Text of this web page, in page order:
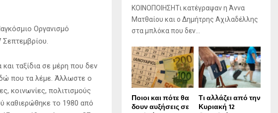
Οργανισμό
Σεπτεμβρίου.
ταξίδια σε μέρη που δεν
που τα λέμε. Άλλωστε ο
κοινωνίες, πολιτισμούς
καθιερώθηκε το 1980 από
ΚΟΙΝΟΠΟΙΗΣΗΤι κατέγραψαν η Άννα
Ματθαίου και ο Δημήτρης Αχιλαδέλλης
στα μπλόκα που δεν...
Ποιοι και πότε θα
δουν αυξήσεις σε
Τι αλλάζει από την
Κυριακή 12